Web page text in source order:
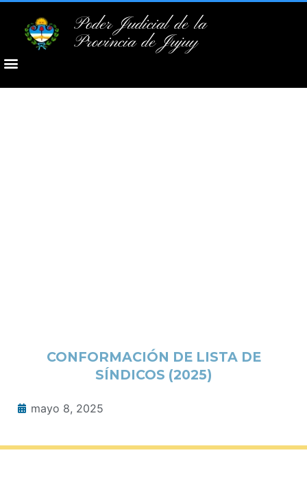
Poder Judicial de la
Provincia de Jujuy
CONFORMACIÓN DE LISTA DE
SÍNDICOS (2025)
mayo 8, 2025